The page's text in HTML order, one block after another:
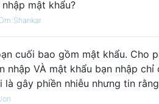
nhập mật khẩu?
Shankar
cuối bao gồm mật khẩu. Cho
nhập VÀ mật khẩu bạn nhập
là gây phiền nhiễu nhưng tin